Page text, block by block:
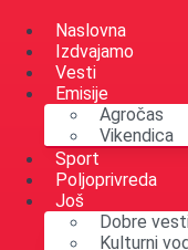
content
Naslovna
Izdvajamo
Vesti
Emisije
Agročas
Vikendica
Sport
Poljoprivreda
Još
Dobre
Kulturni